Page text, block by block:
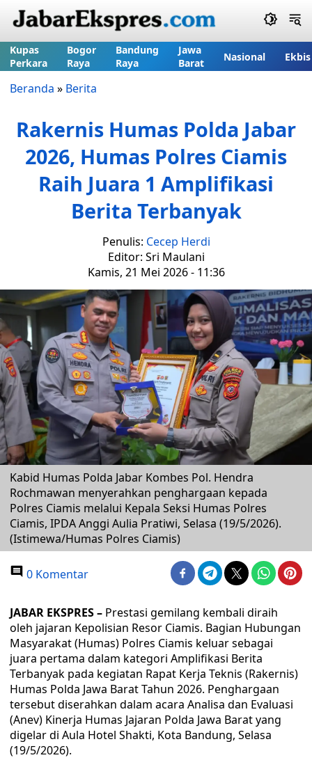
Kupas
Perkara
Bogor
Raya
Bandung
Raya
Jawa
Barat
Nasional Ekbis
Beranda » Berita
Rakernis Humas Polda Jabar
2026, Humas Polres Ciamis
Raih Juara 1 Amplifikasi
Berita Terbanyak
Penulis: Cecep Herdi
Editor: Sri Maulani
Kamis, 21 Mei 2026 - 11:36
Kabid Humas Polda Jabar Kombes Pol. Hendra
Rochmawan menyerahkan penghargaan kepada
Polres Ciamis melalui Kepala Seksi Humas Polres
Ciamis, IPDA Anggi Aulia Pratiwi, Selasa (19/5/2026).
(Istimewa/Humas Polres Ciamis)
0 Komentar
JABAR EKSPRES – Prestasi gemilang kembali diraih
oleh jajaran Kepolisian Resor Ciamis. Bagian Hubungan
Masyarakat (Humas) Polres Ciamis keluar sebagai
juara pertama dalam kategori Amplifikasi Berita
Terbanyak pada kegiatan Rapat Kerja Teknis (Rakernis)
Humas Polda Jawa Barat Tahun 2026. Penghargaan
tersebut diserahkan dalam acara Analisa dan Evaluasi
(Anev) Kinerja Humas Jajaran Polda Jawa Barat yang
digelar di Aula Hotel Shakti, Kota Bandung, Selasa
(19/5/2026).